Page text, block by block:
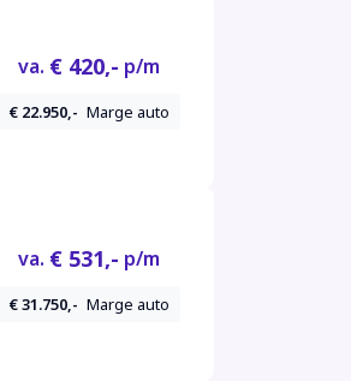
va. € 420,- p/m
€ 22.950,- Marge auto
va. € 531,- p/m
€ 31.750,- Marge auto